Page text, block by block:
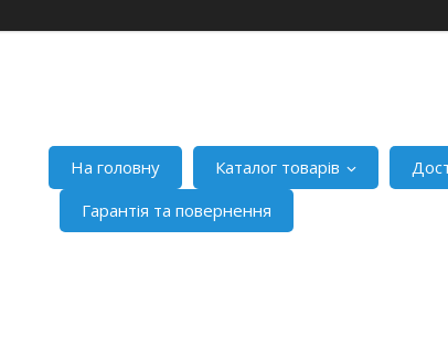
На головну Каталог товарів
Гарантія та повернення